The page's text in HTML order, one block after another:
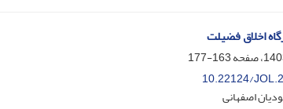
اخلاق فضیلت
163-177
10.22124/
اصفهانی